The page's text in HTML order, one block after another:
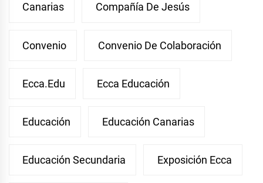
Canarias Compañía De Jesús
Convenio Convenio De Colaboración
Ecca.edu Ecca Educación
Educación Educación Canarias
Educación Secundaria Exposición Ecca